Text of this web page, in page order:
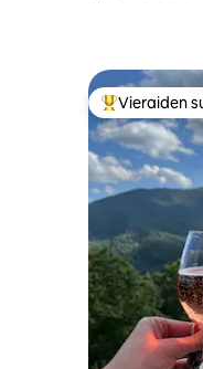
Vieraiden
Vieraiden